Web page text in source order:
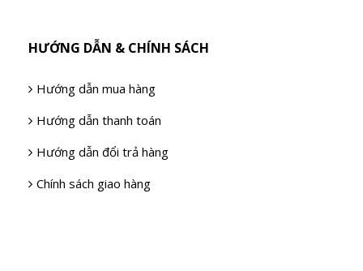
HƯỚNG DẪN & CHÍNH SÁCH
Hướng dẫn mua hàng
Hướng dẫn thanh toán
Hướng dẫn đổi trả hàng
Chính sách giao hàng